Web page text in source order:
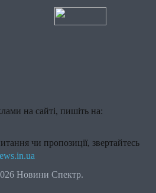
на сайті, пишіть на:
чи пропозиції, звертайтесь
Новини Спектр.